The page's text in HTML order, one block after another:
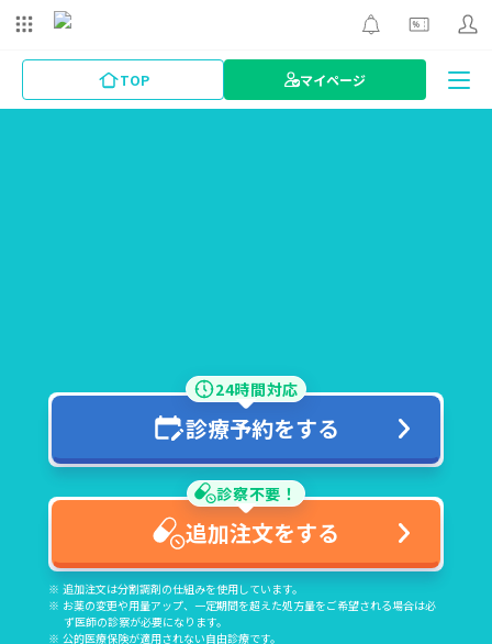
TOP マイページ
24時間対応
診療予約をする
診察不要！
追加注文をする
追加注文は分割調剤の仕組みを使用しています。
お薬の変更や用量アップ、一定期間を超えた処方量をご希望される場合は必
ず医師の診察が必要になります。
公的医療保険が適用されない自由診療です。